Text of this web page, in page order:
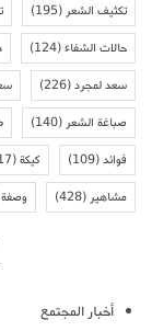
تكثيف الشعر(195)
حالات الشفاء(124)
سعد لمجرد(226)
صباغة الشعر(140)
فوائد(109) كيكة(117)
مشاهير(428) وصفة
أخبار المجتمع